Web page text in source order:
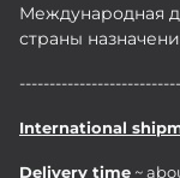
Международная
страны
International
Delivery time ~